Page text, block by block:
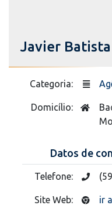
Javier
Categoria:
Domicílio:
Datos de
Telefone:
Site Web: ir